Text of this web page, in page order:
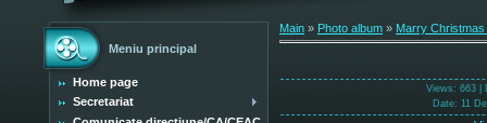
Meniu principal
Home page
Secretariat
Main » Photo album » Marry Christmas
Views: 663 |
Date: 11